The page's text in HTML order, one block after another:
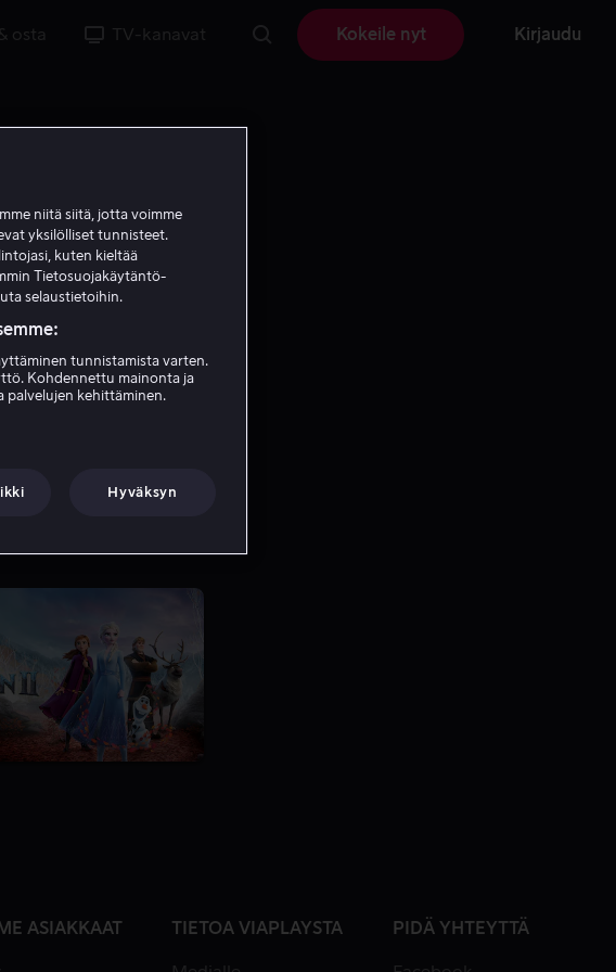
osta TV-kanavat Kokeile nyt Kirjaudu
ASIAKKAAT TIETOA VIAPLAYSTA PIDÄ YHTEYTTÄ
niitä siitä, jotta voimme
yksilölliset tunnisteet.
kuten kieltää
Tietosuojakäytäntö-
selaustietoihin.
tunnistamista varten.
Kohdennettu mainonta ja
palvelujen kehittäminen.
Hyväksyn